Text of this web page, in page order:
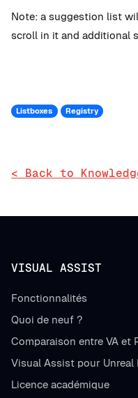
Note: a suggestion list
scroll in it and additional
Listboxes Registry
< Back to
VISUAL ASSIST
Fonctionnalités
Quoi de neuf ?
Comparaison entre VA et
Visual Assist pour Unreal
Licence académique